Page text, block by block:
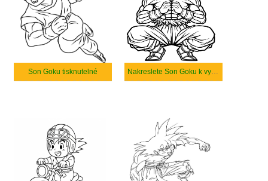
Son Goku tisknutelné Nakreslete Son Goku k vytisknutí zdarma